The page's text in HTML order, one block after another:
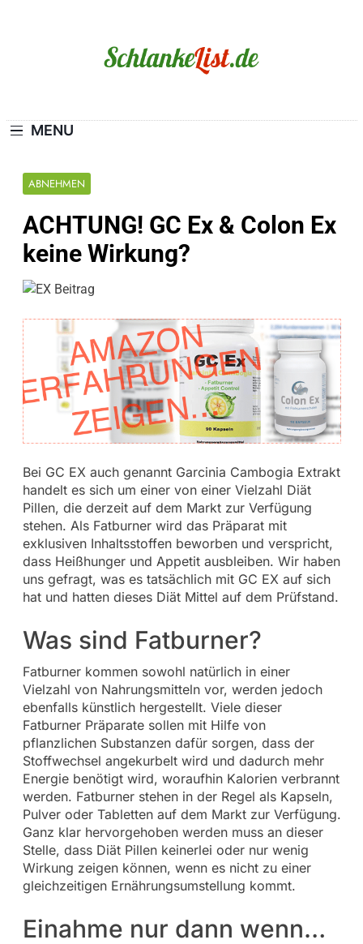
MENU
ABNEHMEN
ACHTUNG! GC Ex & Colon Ex
keine Wirkung?
Bei GC EX auch genannt Garcinia Cambogia Extrakt
handelt es sich um einer von einer Vielzahl Diät
Pillen, die derzeit auf dem Markt zur Verfügung
stehen. Als Fatburner wird das Präparat mit
exklusiven Inhaltsstoffen beworben und verspricht,
dass Heißhunger und Appetit ausbleiben. Wir haben
uns gefragt, was es tatsächlich mit GC EX auf sich
hat und hatten dieses Diät Mittel auf dem Prüfstand.
Was sind Fatburner?
Fatburner kommen sowohl natürlich in einer
Vielzahl von Nahrungsmitteln vor, werden jedoch
ebenfalls künstlich hergestellt. Viele dieser
Fatburner Präparate sollen mit Hilfe von
pflanzlichen Substanzen dafür sorgen, dass der
Stoffwechsel angekurbelt wird und dadurch mehr
Energie benötigt wird, woraufhin Kalorien verbrannt
werden. Fatburner stehen in der Regel als Kapseln,
Pulver oder Tabletten auf dem Markt zur Verfügung.
Ganz klar hervorgehoben werden muss an dieser
Stelle, dass Diät Pillen keinerlei oder nur wenig
Wirkung zeigen können, wenn es nicht zu einer
gleichzeitigen Ernährungsumstellung kommt.
Einahme nur dann wenn…